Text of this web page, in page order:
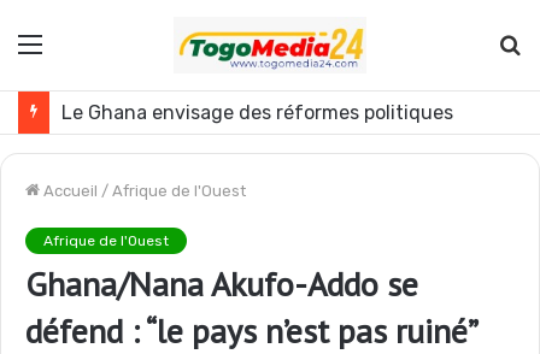
Menu
Accueil / Afrique de l'Ouest
Afrique de l'Ouest
Ghana/Nana Akufo-Addo se
défend : “le pays n’est pas ruiné”